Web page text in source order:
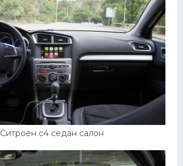
Ситроен с4 седан салон